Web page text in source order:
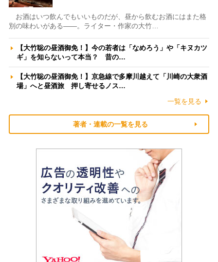
お酒はいつ飲んでもいいものだが、昼から飲むお酒にはまた格
別の味わいがある――。ライター・作家の大竹…
【大竹聡の昼酒御免！】今の若者は「なめろう」や「キヌカツ
ギ」を知らないって本当？ 昔の…
【大竹聡の昼酒御免！】京急線で多摩川越えて「川崎の大衆酒
場」へと昼酒旅 押し寄せるノス…
一覧を見る
著者・連載の一覧を見る